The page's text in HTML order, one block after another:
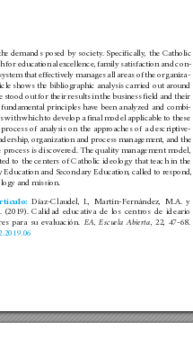
demands posed by society. Specifically, the Catholic
for educational excellence, family satisfaction and con-
that effectively manages all areas of the organiza-
shows the bibliographic analysis carried out around
e stood out for their results in the business field and their
principles have been analyzed and combi-
with which to develop a final model applicable to these
of analysis on the approaches of a descriptive-
organization and process management, and the
process is discovered. The quality management model,
to the centers of Catholic ideology that teach in the
and Secondary Education, called to respond,
and mission.
culo: Díaz-Claudel, I., Martín-Fernández, M.A. y
(2019). Calidad educativa de los centros de ideario
para su evaluación. EA, Escuela Abierta, 22, 47-68.